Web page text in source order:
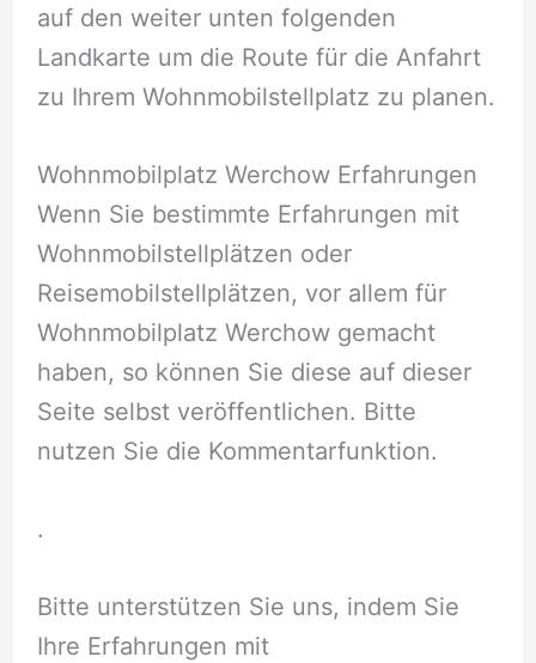
auf den weiter unten folgenden
Landkarte um die Route für die Anfahrt
zu Ihrem Wohnmobilstellplatz zu planen.
Wohnmobilplatz Werchow Erfahrungen
Wenn Sie bestimmte Erfahrungen mit
Wohnmobilstellplätzen oder
Reisemobilstellplätzen, vor allem für
Wohnmobilplatz Werchow gemacht
haben, so können Sie diese auf dieser
Seite selbst veröffentlichen. Bitte
nutzen Sie die Kommentarfunktion.
.
Bitte unterstützen Sie uns, indem Sie
Ihre Erfahrungen mit